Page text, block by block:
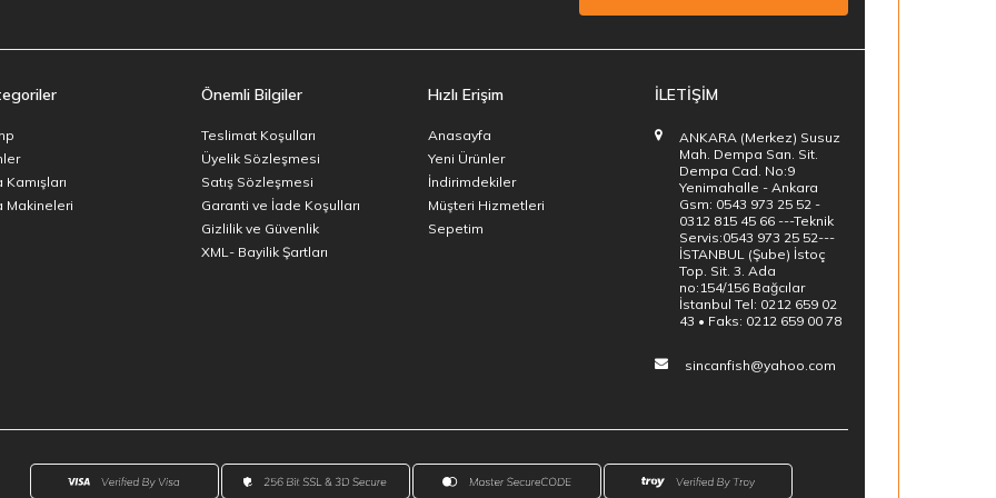
Kamışları
Makineleri
Önemli Bilgiler
Teslimat Koşulları
Üyelik Sözleşmesi
Satış Sözleşmesi
Garanti ve İade Koşulları
Gizlilik ve Güvenlik
XML- Bayilik Şartları
Hızlı Erişim
Anasayfa
Yeni Ürünler
İndirimdekiler
Müşteri Hizmetleri
Sepetim
İLETİŞİM
ANKARA (Merkez) Susuz
Mah. Dempa San. Sit.
Dempa Cad. No:9
Yenimahalle - Ankara
Gsm: 0543 973 25 52 -
0312 815 45 66 ---Teknik
Servis:0543 973 25 52---
İSTANBUL (Şube) İstoç
Top. Sit. 3. Ada
no:154/156 Bağcılar
İstanbul Tel: 0212 659 02
43 • Faks: 0212 659 00 78
sincanfish@yahoo.com